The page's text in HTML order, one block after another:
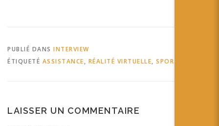
PUBLIÉ DANS INTERVIEW
ÉTIQUETÉ ASSISTANCE, RÉALITÉ VIRTUELLE, SPORT
LAISSER UN COMMENTAIRE